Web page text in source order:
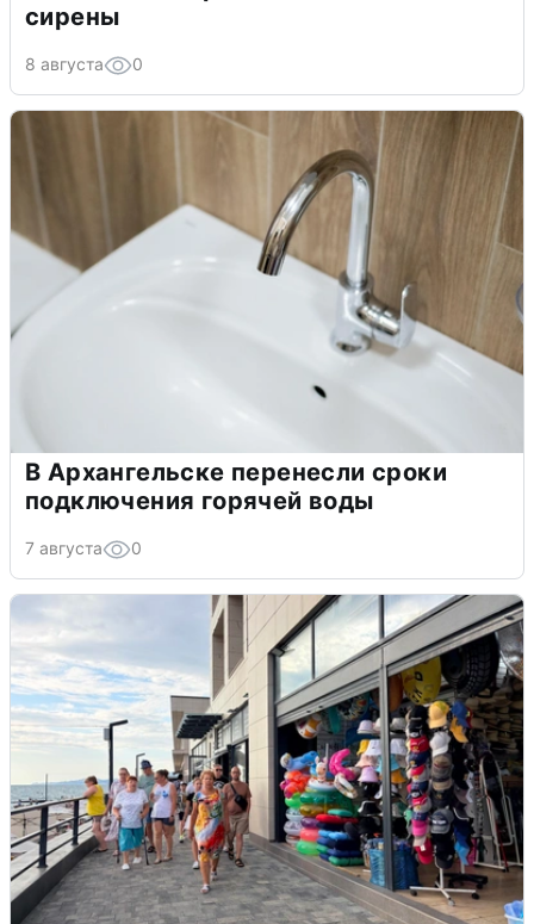
сирены
8 августа 0
В Архангельске перенесли сроки
подключения горячей воды
7 августа 0